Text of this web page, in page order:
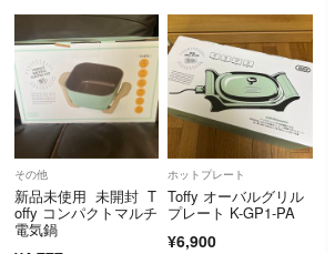
その他
新品未使用 未開封 T
offy コンパクトマルチ
電気鍋
ホットプレート
Toffy オーバルグリル
プレート K-GP1-PA
¥6,900